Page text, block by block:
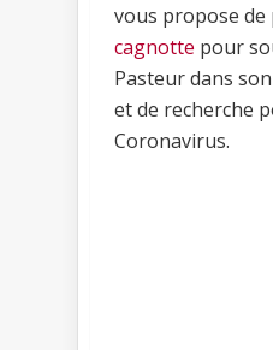
vous propose
cagnotte pour
Pasteur dans
et de recherche
Coronavirus.